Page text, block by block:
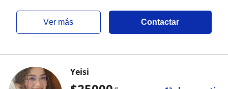
ver más Contactar
Yeisi